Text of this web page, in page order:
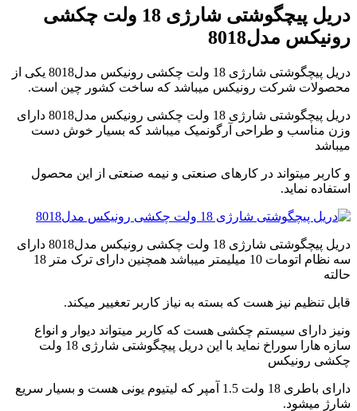
family
afairs
stepmom
and
son
girl
with
fake
tits
anna
bell
peaks
teasing
in
4k
my
wife
lustful
sister
sucks
my
dick
the
kitchen
دریل پیچگوشتی شارژی 18 ولت چکشی
رونیکس مدل8018
دریل پیچگوشتی شارژی 18 ولت چکشی رونیکس مدل8018 یکی از
محصولات شرکت رونیکس میباشد که ساخت کشور چین است.
دریل پیچگوشتی شارژی 18 ولت چکشی رونیکس مدل8018 دارای
وزن مناسب و طراحی آرگونمیک میباشد که بسیار خوش دست
میباشد
و کاربر میتواند در کارهای صنعتی و نیمه صنعتی از این محصول
استفاده نماید.
دریل پیچگوشتی شارژی 18 ولت چکشی رونیکس مدل8018 دارای
سه نظام اتومات 10 میلیمتر میباشد همچنین دارای ترک متر 18
حالته
قابل تنظیم نیز هست که بسته به نیاز کاربر تعغییر میکند.
ونیز دارای سیستم چکشی هست که کاربر میتواند دیوار و انواع
سازه هارا سوراخ نماید با این دریل پیچگوشتی شارژی 18 ولت
چکشی رونیکس
دارای باطری 18 ولت 1.5 آمپر که لیتیوم یونی هست و بسیار سریع
شارژ میشود.